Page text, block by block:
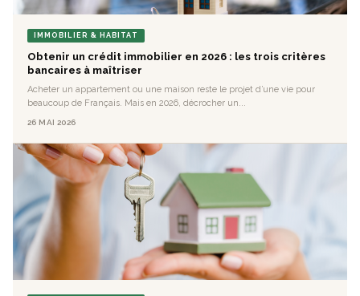
IMMOBILIER & HABITAT
Obtenir un crédit immobilier en 2026 : les trois critères
bancaires à maîtriser
Acheter un appartement ou une maison reste le projet d’une vie pour
beaucoup de Français. Mais en 2026, décrocher un...
26 MAI 2026